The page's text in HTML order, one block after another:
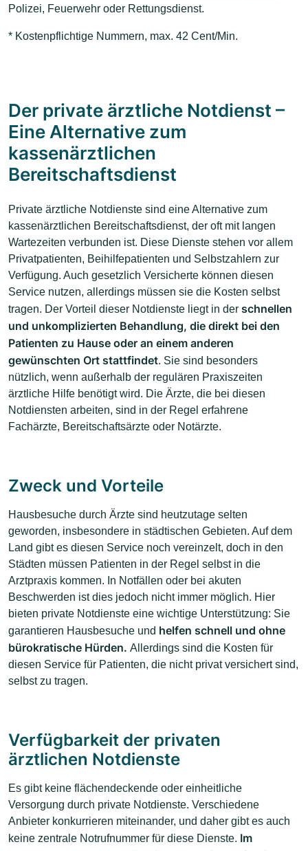
Polizei, Feuerwehr oder Rettungsdienst.
* Kostenpflichtige Nummern, max. 42 Cent/Min.
Der private ärztliche Notdienst –
Eine Alternative zum
kassenärztlichen
Bereitschaftsdienst
Private ärztliche Notdienste sind eine Alternative zum
kassenärztlichen Bereitschaftsdienst, der oft mit langen
Wartezeiten verbunden ist. Diese Dienste stehen vor allem
Privatpatienten, Beihilfepatienten und Selbstzahlern zur
Verfügung. Auch gesetzlich Versicherte können diesen
Service nutzen, allerdings müssen sie die Kosten selbst
tragen. Der Vorteil dieser Notdienste liegt in der schnellen
und unkomplizierten Behandlung, die direkt bei den
Patienten zu Hause oder an einem anderen
gewünschten Ort stattfindet. Sie sind besonders
nützlich, wenn außerhalb der regulären Praxiszeiten
ärztliche Hilfe benötigt wird. Die Ärzte, die bei diesen
Notdiensten arbeiten, sind in der Regel erfahrene
Fachärzte, Bereitschaftsärzte oder Notärzte.
Zweck und Vorteile
Hausbesuche durch Ärzte sind heutzutage selten
geworden, insbesondere in städtischen Gebieten. Auf dem
Land gibt es diesen Service noch vereinzelt, doch in den
Städten müssen Patienten in der Regel selbst in die
Arztpraxis kommen. In Notfällen oder bei akuten
Beschwerden ist dies jedoch nicht immer möglich. Hier
bieten private Notdienste eine wichtige Unterstützung: Sie
garantieren Hausbesuche und helfen schnell und ohne
bürokratische Hürden. Allerdings sind die Kosten für
diesen Service für Patienten, die nicht privat versichert sind,
selbst zu tragen.
Verfügbarkeit der privaten
ärztlichen Notdienste
Es gibt keine flächendeckende oder einheitliche
Versorgung durch private Notdienste. Verschiedene
Anbieter konkurrieren miteinander, und daher gibt es auch
keine zentrale Notrufnummer für diese Dienste. Im